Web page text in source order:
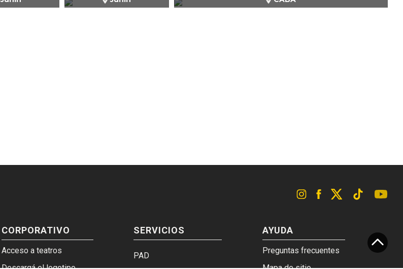
CORPORATIVO
Acceso a teatros
SERVICIOS
PAD
AYUDA
Preguntas frecuentes